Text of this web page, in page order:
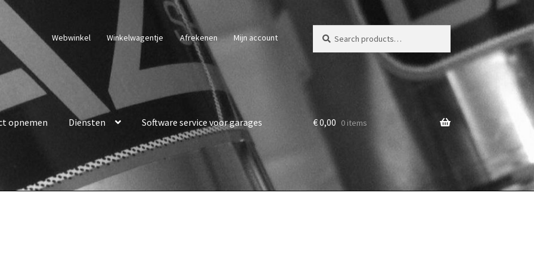
Webwinkel Winkelwagentje Afrekenen Mijn account
voor:
opnemen Diensten Software service voor garages €0,00 0 items